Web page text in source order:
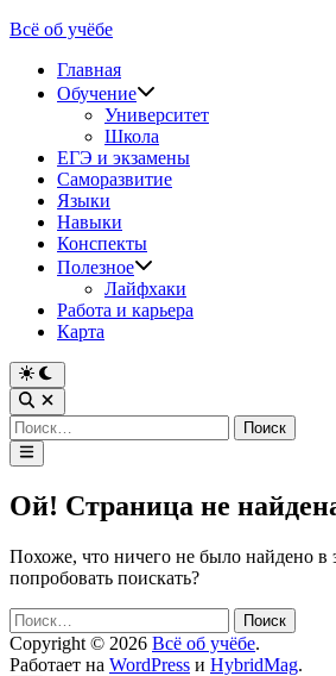
Перейти
содержимому
Всё об учёбе
Главная
Обучение
Университет
Школа
ЕГЭ и экзамены
Саморазвитие
Языки
Навыки
Конспекты
Полезное
Лайфхаки
Работа и карьера
Карта
Переключить
на
тёмный
режим
Открыть
поиск
Найти:
Главное
меню
Ой! Страница не
Похоже, что ничего не было найдено в
попробовать поискать?
Найти:
Copyright © 2026 Всё об учёбе.
Работает на WordPress и HybridMag.